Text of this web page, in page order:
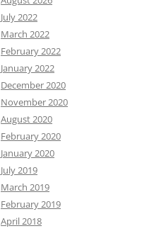
July 2022
March 2022
February 2022
January 2022
December 2020
November 2020
August 2020
February 2020
January 2020
July 2019
March 2019
February 2019
April 2018